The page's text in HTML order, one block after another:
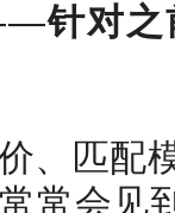
针对
、匹配
常会见